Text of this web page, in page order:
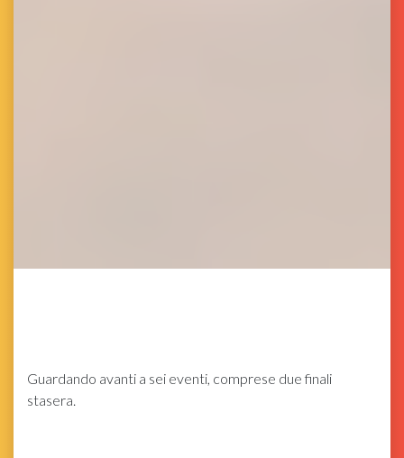
Guardando avanti a sei eventi, comprese due finali
stasera.